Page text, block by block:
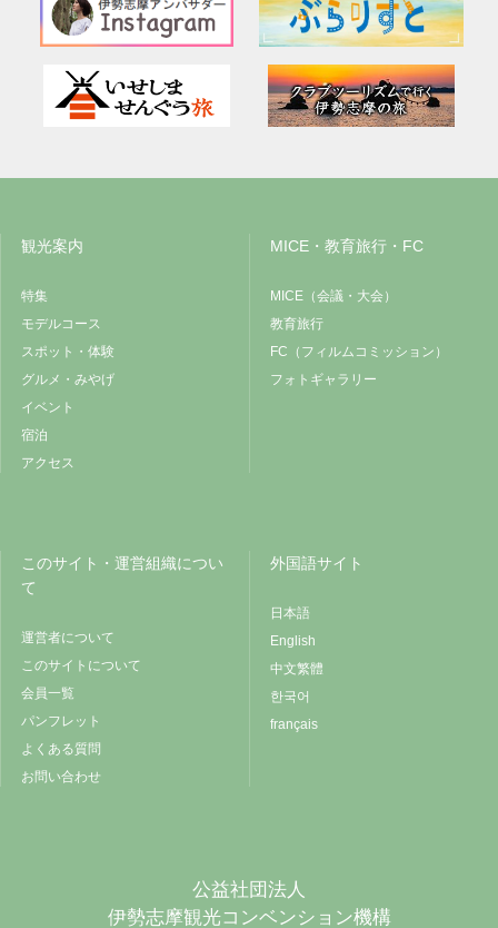
観光案内
特集
モデルコース
スポット・体験
グルメ・みやげ
イベント
宿泊
アクセス
MICE・教育旅行・FC
MICE（会議・大会）
教育旅行
FC（フィルムコミッション）
フォトギャラリー
このサイト・運営組織につい
て
運営者について
このサイトについて
会員一覧
パンフレット
よくある質問
お問い合わせ
外国語サイト
日本語
English
中文繁體
한국어
français
公益社団法人
伊勢志摩観光コンベンション機構